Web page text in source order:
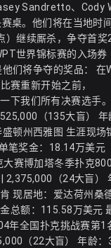
Sandretto、Cody
桌。他们将在当地时
）继续厮杀，争夺首奖
世界锦标赛的入场券
们将争夺的奖品： 在
赛重新开始之前，
下我们所有决赛选手。
（135大盲） 年
顿州西雅图 生涯现场
笔奖金：18.14万美元
大赛博加塔冬季扑克
2,375,000（24大盲）
现居地：爱达荷州桑
总额：115.58万美元
年全国扑克挑战赛第1
（22大盲） 年龄：